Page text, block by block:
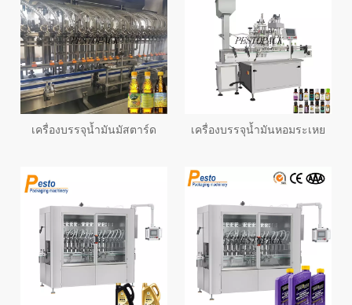
เครื่องบรรจุน้ำมันมัสตาร์ด เครื่องบรรจุน้ำมันหอมระเหย